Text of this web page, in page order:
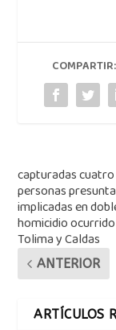
COMPARTIR:
capturadas cuatro
personas
implicadas en
homicidio
Tolima y Caldas
ANTERIOR
ARTÍCULOS